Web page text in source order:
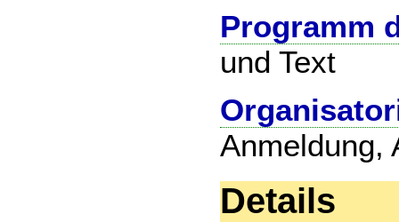
Programm
und Text
Anmeldung,
Details